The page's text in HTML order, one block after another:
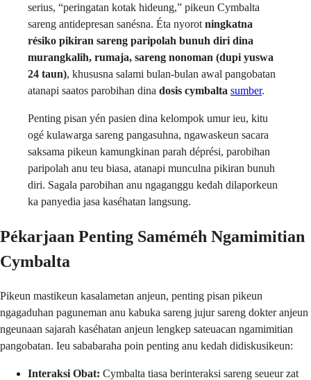
serius, “peringatan kotak hideung,” pikeun Cymbalta
sareng antidepresan sanésna. Éta nyorot ningkatna
résiko pikiran sareng paripolah bunuh diri dina
murangkalih, rumaja, sareng nonoman (dupi yuswa
24 taun), khususna salami bulan-bulan awal pangobatan
atanapi saatos parobihan dina dosis cymbalta sumber.
Penting pisan yén pasien dina kelompok umur ieu, kitu
ogé kulawarga sareng pangasuhna, ngawaskeun sacara
saksama pikeun kamungkinan parah déprési, parobihan
paripolah anu teu biasa, atanapi munculna pikiran bunuh
diri. Sagala parobihan anu ngaganggu kedah dilaporkeun
ka panyedia jasa kaséhatan langsung.
Pékarjaan Penting Saméméh Ngamimitian
Cymbalta
Pikeun mastikeun kasalametan anjeun, penting pisan pikeun
ngagaduhan paguneman anu kabuka sareng jujur sareng dokter anjeun
ngeunaan sajarah kaséhatan anjeun lengkep sateuacan ngamimitian
pangobatan. Ieu sababaraha poin penting anu kedah didiskusikeun:
Interaksi Obat: Cymbalta tiasa berinteraksi sareng seueur zat